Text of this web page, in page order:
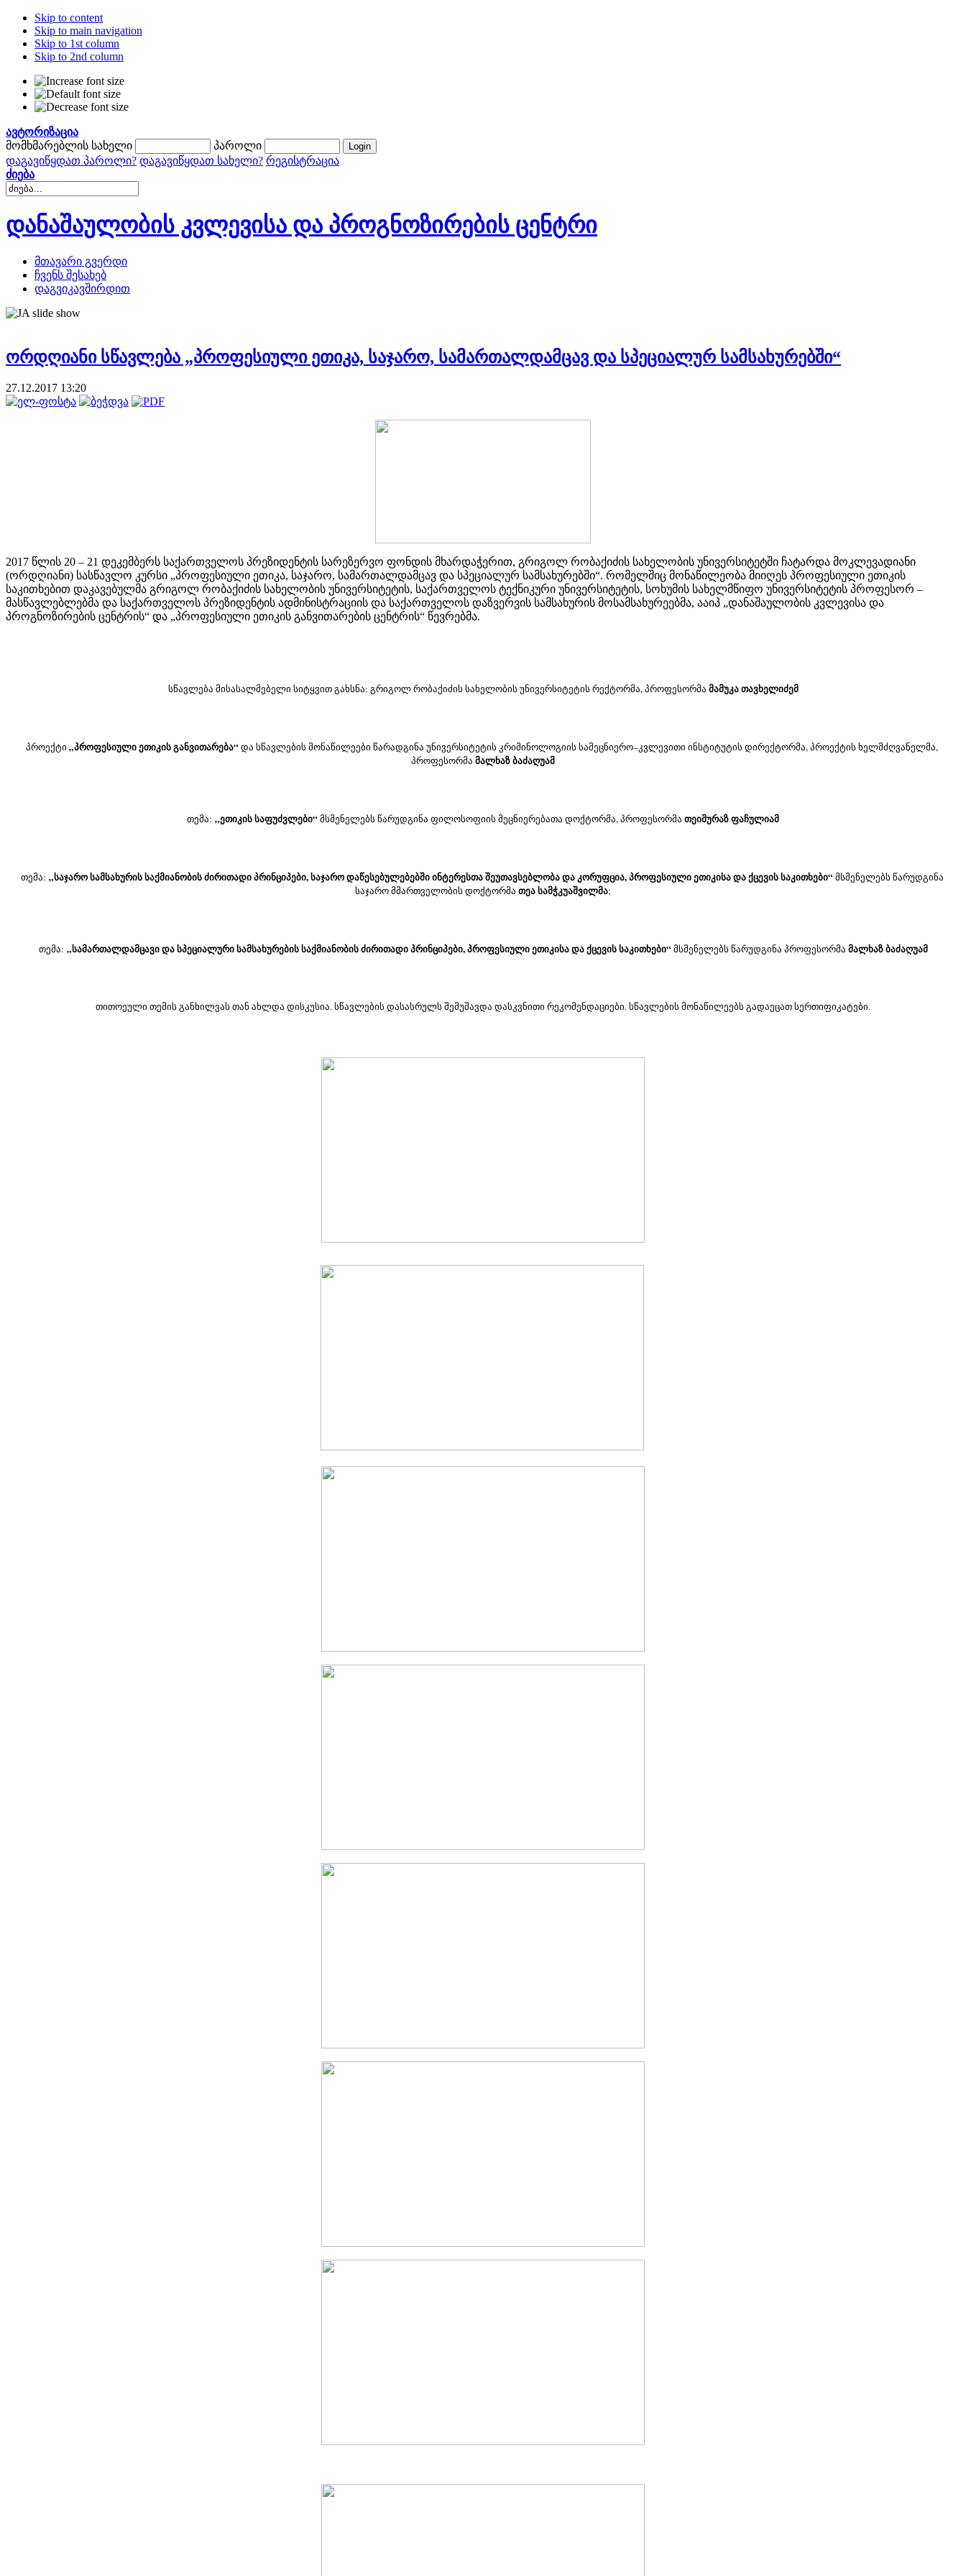
Skip to content
Skip to main navigation
Skip to 1st column
Skip to 2nd column
ავტორიზაცია
მომხმარებლის სახელი
პაროლი
დაგავიწყდათ პაროლი? დაგავიწყდათ სახელი? რეგისტრაცია
ძიება
დანაშაულობის კვლევისა და პროგნოზირების ცენტრი
მთავარი გვერდი
ჩვენს შესახებ
დაგვიკავშირდით
ორდღიანი სწავლება „პროფესიული ეთიკა, საჯარო, სამართალდამცავ და სპეციალურ სამსახურებში“
27.12.2017 13:20
2017 წლის 20 – 21 დეკემბერს საქართველოს პრეზიდენტის სარეზერვო ფონდის მხარდაჭერით, გრიგოლ რობაქიძის სახელობის უნივერსიტეტში ჩატარდა მოკლევადიანი
(ორდღიანი) სასწავლო კურსი „პროფესიული ეთიკა, საჯარო, სამართალდამცავ და სპეციალურ სამსახურებში“. რომელშიც მონაწილეობა მიიღეს პროფესიული ეთიკის
საკითხებით დაკავებულმა გრიგოლ რობაქიძის სახელობის უნივერსიტეტის, საქართველოს ტექნიკური უნივერსიტეტის, სოხუმის სახელმწიფო უნივერსიტეტის პროფესორ –
მასწავლებლებმა და საქართველოს პრეზიდენტის ადმინისტრაციის და საქართველოს დაზვერვის სამსახურის მოსამსახურეებმა, ააიპ „დანაშაულობის კვლევისა და
პროგნოზირების ცენტრის“ და „პროფესიული ეთიკის განვითარების ცენტრის“ წევრებმა.
სწავლება მისასალმებელი სიტყვით გახსნა: გრიგოლ რობაქიძის სახელობის უნივერსიტეტის რექტორმა, პროფესორმა მამუკა თავხელიძემ
პროექტი „პროფესიული ეთიკის განვითარება“ და სწავლების მონაწილეები წარადგინა უნივერსიტეტის კრიმინოლოგიის სამეცნიერო–კვლევითი ინსტიტუტის დირექტორმა, პროექტის ხელმძღვანელმა,
პროფესორმა მალხაზ ბაძაღუამ
თემა: „ეთიკის საფუძვლები“ მსმენელებს წარუდგინა ფილოსოფიის მეცნიერებათა დოქტორმა, პროფესორმა თეიმურაზ ფაჩულიამ
თემა: „საჯარო სამსახურის საქმიანობის ძირითადი პრინციპები, საჯარო დაწესებულებებში ინტერესთა შეუთავსებლობა და კორუფცია, პროფესიული ეთიკისა და ქცევის საკითხები“ მსმენელებს წარუდგინა
საჯარო მმართველობის დოქტორმა თეა სამჭკუაშვილმა;
თემა: „სამართალდამცავი და სპეციალური სამსახურების საქმიანობის ძირითადი პრინციპები, პროფესიული ეთიკისა და ქცევის საკითხები“ მსმენელებს წარუდგინა პროფესორმა მალხაზ ბაძაღუამ
თითოეული თემის განხილვას თან ახლდა დისკუსია. სწავლების დასასრულს შემუშავდა დასკვნითი რეკომენდაციები. სწავლების მონაწილეებს გადაეცათ სერთიფიკატები.